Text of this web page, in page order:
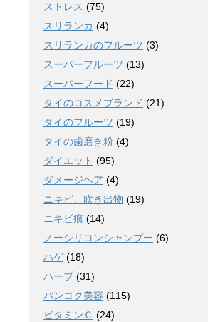
ストレス (75)
スリランカ (4)
スリランカのフルーツ (3)
スーパーフルーツ (13)
スーパーフード (22)
タイのコスメブランド (21)
タイのフルーツ (19)
タイの歯磨き粉 (4)
ダイエット (95)
ダメージヘア (4)
ニキビ、吹き出物 (19)
ニキビ痕 (14)
ノーシリコンシャンプー (6)
ハゲ(18)
ハーブ (31)
バンコク美容 (115)
ビタミンＣ (24)